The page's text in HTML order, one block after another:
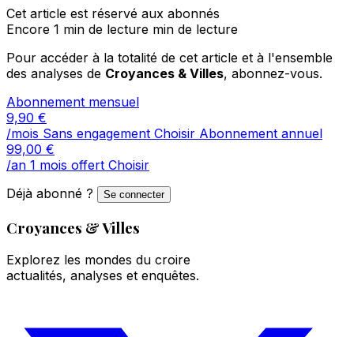
Cet article est réservé aux abonnés
Encore 1 min de lecture min de lecture
Pour accéder à la totalité de cet article et à l'ensemble
des analyses de Croyances & Villes, abonnez-vous.
Abonnement mensuel
9,90 €
/mois Sans engagement Choisir Abonnement annuel
99,00 €
/an 1 mois offert Choisir
Déjà abonné ?
Se connecter
Croyances & Villes
Explorez les mondes du croire
actualités, analyses et enquêtes.